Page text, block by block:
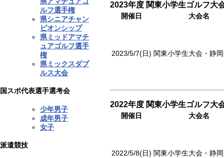
ルフ選手権
県シニアチャン
ピオンシップ
県ミッドアマチ
ュアゴルフ選手
権
県ミックスダブ
ルス大会
国スポ代表選手選考会
少年男子
成年男子
女子
派遣競技
2023年度 関東小学生ゴルフ大
開催日 大会名
2023/5/7(日) 関東小学生大会・静
2022年度 関東小学生ゴルフ大
開催日 大会名
2022/5/8(日) 関東小学生大会・静